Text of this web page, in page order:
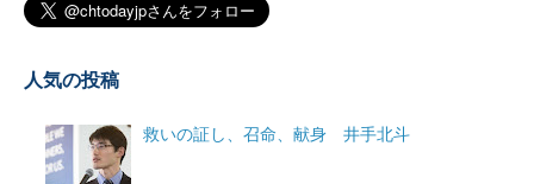
人気の投稿
救いの証し、召命、献身 井手北斗